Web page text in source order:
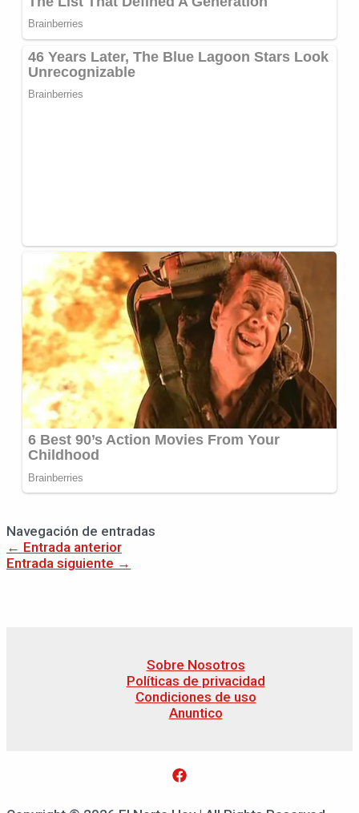
Navegación de entradas
← Entrada anterior
Entrada siguiente →
Sobre Nosotros
Políticas de privacidad
Condiciones de uso
Anuntico